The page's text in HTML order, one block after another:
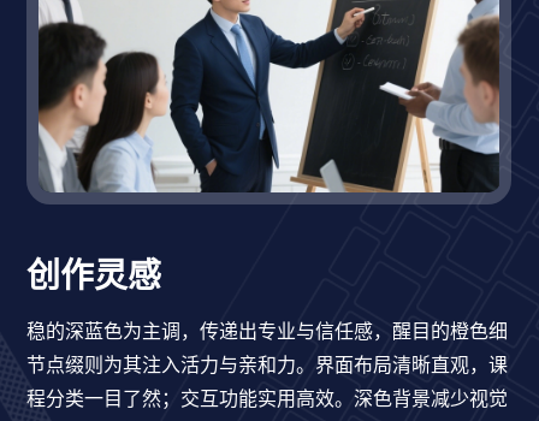
创作灵感
稳的深蓝色为主调，传递出专业与信任感，醒目的橙色细
节点缀则为其注入活力与亲和力。界面布局清晰直观，课
程分类一目了然；交互功能实用高效。深色背景减少视觉